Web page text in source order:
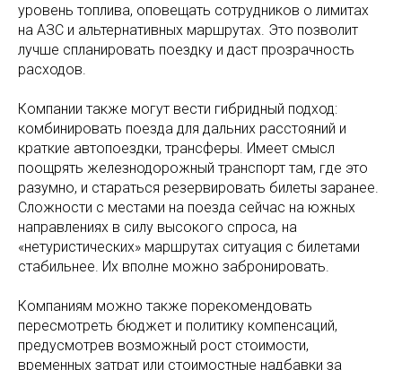
уровень топлива, оповещать сотрудников о лимитах
на АЗС и альтернативных маршрутах. Это позволит
лучше спланировать поездку и даст прозрачность
расходов.
Компании также могут вести гибридный подход:
комбинировать поезда для дальних расстояний и
краткие автопоездки, трансферы. Имеет смысл
поощрять железнодорожный транспорт там, где это
разумно, и стараться резервировать билеты заранее.
Сложности с местами на поезда сейчас на южных
направлениях в силу высокого спроса, на
«нетуристических» маршрутах ситуация с билетами
стабильнее. Их вполне можно забронировать.
Компаниям можно также порекомендовать
пересмотреть бюджет и политику компенсаций,
предусмотрев возможный рост стоимости,
временных затрат или стоимостные надбавки за